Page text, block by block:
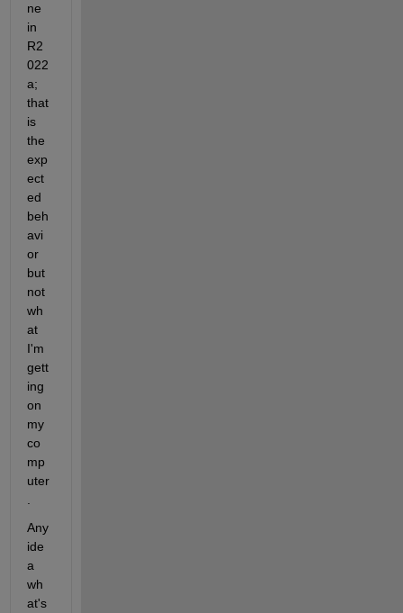
ne
in
R2
022
a;
that
is
the
exp
ect
ed
beh
avi
or
but
not
wh
at
I'm
gett
ing
on
my
co
mp
uter
Any
ide
a
wh
at's